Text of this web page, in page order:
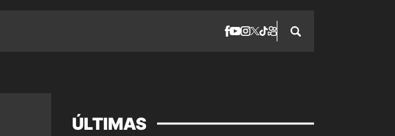
ÚLTIMAS